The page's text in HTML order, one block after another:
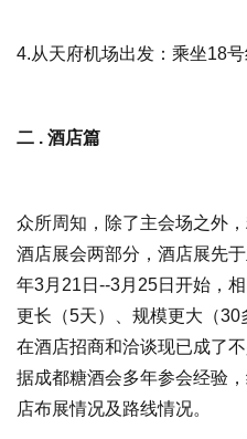
4.从天府机场出发：乘坐18
二 . 酒店篇
众所周知，除了主会场之外
酒店展会两部分，酒店展先
年3月21日--3月25日开始，
更长（5天）、规模更大（30
在酒店招商和洽谈现已成了
据成都糖酒会多年参会经验
店布展情况及路线情况。